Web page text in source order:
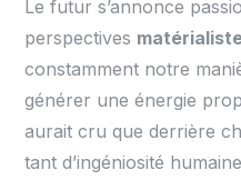
Le futur s’annonce
perspectives
constamment notre
générer une énergie
aurait cru que derrière
tant d’ingéniosité